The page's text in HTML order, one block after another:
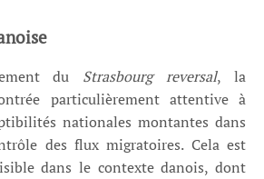
du Strasbourg reversal, la
particulièrement attentive à
nationales montantes dans
des flux migratoires. Cela est
dans le contexte danois, dont